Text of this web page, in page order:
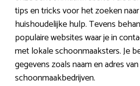
tips en tricks voor het zoeken
huishoudelijke hulp. Tevens
populaire websites waar je in
met lokale schoonmaaksters. Je
gegevens zoals naam en adres
schoonmaakbedrijven.